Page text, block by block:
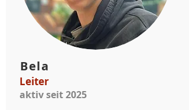
Bela
Leiter
aktiv seit 2025